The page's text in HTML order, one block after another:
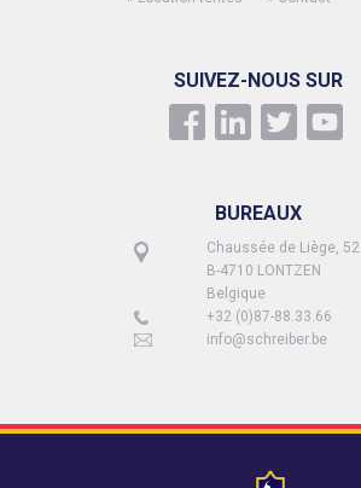
SUIVEZ-NOUS SUR
BUREAUX
Chaussée de Liège, 52
B-4710 LONTZEN
Belgique
+32 (0)87-88.33.66
info@schreiber.be